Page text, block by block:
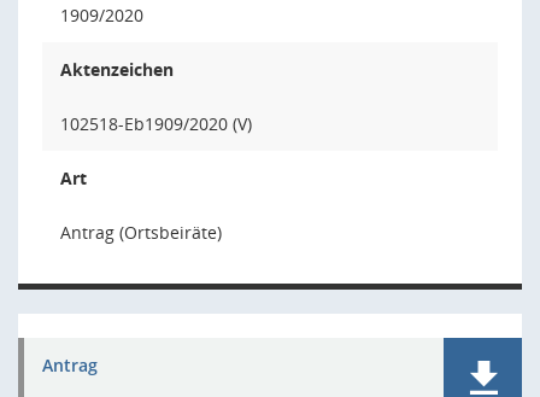
1909/2020
Aktenzeichen
102518-Eb1909/2020 (V)
Art
Antrag (Ortsbeiräte)
Antrag